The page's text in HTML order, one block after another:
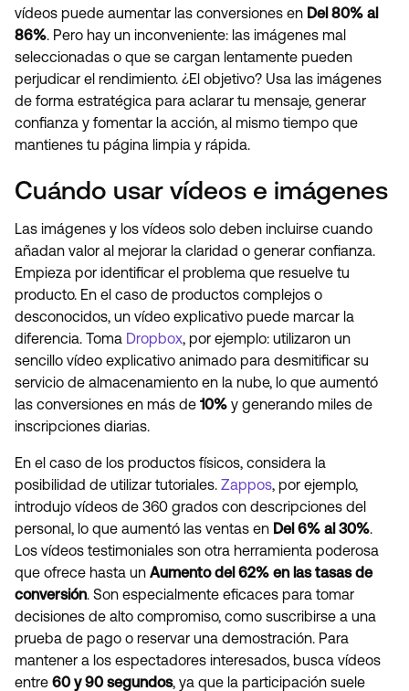
vídeos puede aumentar las conversiones en Del 80% al
86%. Pero hay un inconveniente: las imágenes mal
seleccionadas o que se cargan lentamente pueden
perjudicar el rendimiento. ¿El objetivo? Usa las imágenes
de forma estratégica para aclarar tu mensaje, generar
confianza y fomentar la acción, al mismo tiempo que
mantienes tu página limpia y rápida.
Cuándo usar vídeos e imágenes
Las imágenes y los vídeos solo deben incluirse cuando
añadan valor al mejorar la claridad o generar confianza.
Empieza por identificar el problema que resuelve tu
producto. En el caso de productos complejos o
desconocidos, un vídeo explicativo puede marcar la
diferencia. Toma Dropbox, por ejemplo: utilizaron un
sencillo vídeo explicativo animado para desmitificar su
servicio de almacenamiento en la nube, lo que aumentó
las conversiones en más de 10% y generando miles de
inscripciones diarias.
En el caso de los productos físicos, considera la
posibilidad de utilizar tutoriales. Zappos, por ejemplo,
introdujo vídeos de 360 grados con descripciones del
personal, lo que aumentó las ventas en Del 6% al 30%.
Los vídeos testimoniales son otra herramienta poderosa
que ofrece hasta un Aumento del 62% en las tasas de
conversión. Son especialmente eficaces para tomar
decisiones de alto compromiso, como suscribirse a una
prueba de pago o reservar una demostración. Para
mantener a los espectadores interesados, busca vídeos
entre 60 y 90 segundos, ya que la participación suele